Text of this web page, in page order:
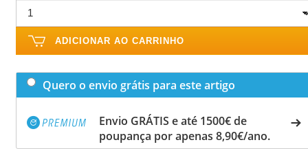
ADICIONAR AO CARRINHO
Quero o envio grátis para este artigo
Envio GRÁTIS e até 1500€ de
poupança por apenas 8,90€/ano.